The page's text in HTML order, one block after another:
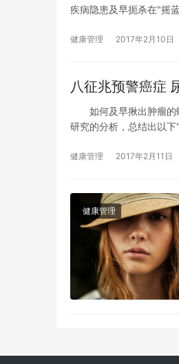
疾病隐患及早扼杀在"摇
健康管理 2017年2月10日
八征兆预警癌症
如何及早揪出肿瘤的
研究的分析，总结出以下
健康管理 2017年2月11日
健康管理